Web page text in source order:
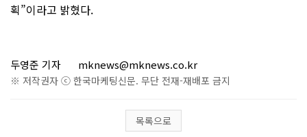
획”이라고 밝혔다.
두영준 기자 mknews@mknews.co.kr
※ 저작권자 ⓒ 한국마케팅신문. 무단 전재-재배포 금지
목록으로